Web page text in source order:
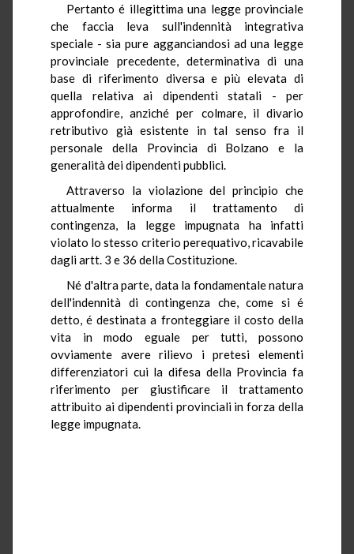
Pertanto é illegittima una legge provinciale
che faccia leva sull'indennità integrativa
speciale - sia pure agganciandosi ad una legge
provinciale precedente, determinativa di una
base di riferimento diversa e più elevata di
quella relativa ai dipendenti statali - per
approfondire, anziché per colmare, il divario
retributivo già esistente in tal senso fra il
personale della Provincia di Bolzano e la
generalità dei dipendenti pubblici.
Attraverso la violazione del principio che
attualmente informa il trattamento di
contingenza, la legge impugnata ha infatti
violato lo stesso criterio perequativo, ricavabile
dagli artt. 3 e 36 della Costituzione.
Né d'altra parte, data la fondamentale natura
dell'indennità di contingenza che, come si é
detto, é destinata a fronteggiare il costo della
vita in modo eguale per tutti, possono
ovviamente avere rilievo i pretesi elementi
differenziatori cui la difesa della Provincia fa
riferimento per giustificare il trattamento
attribuito ai dipendenti provinciali in forza della
legge impugnata.